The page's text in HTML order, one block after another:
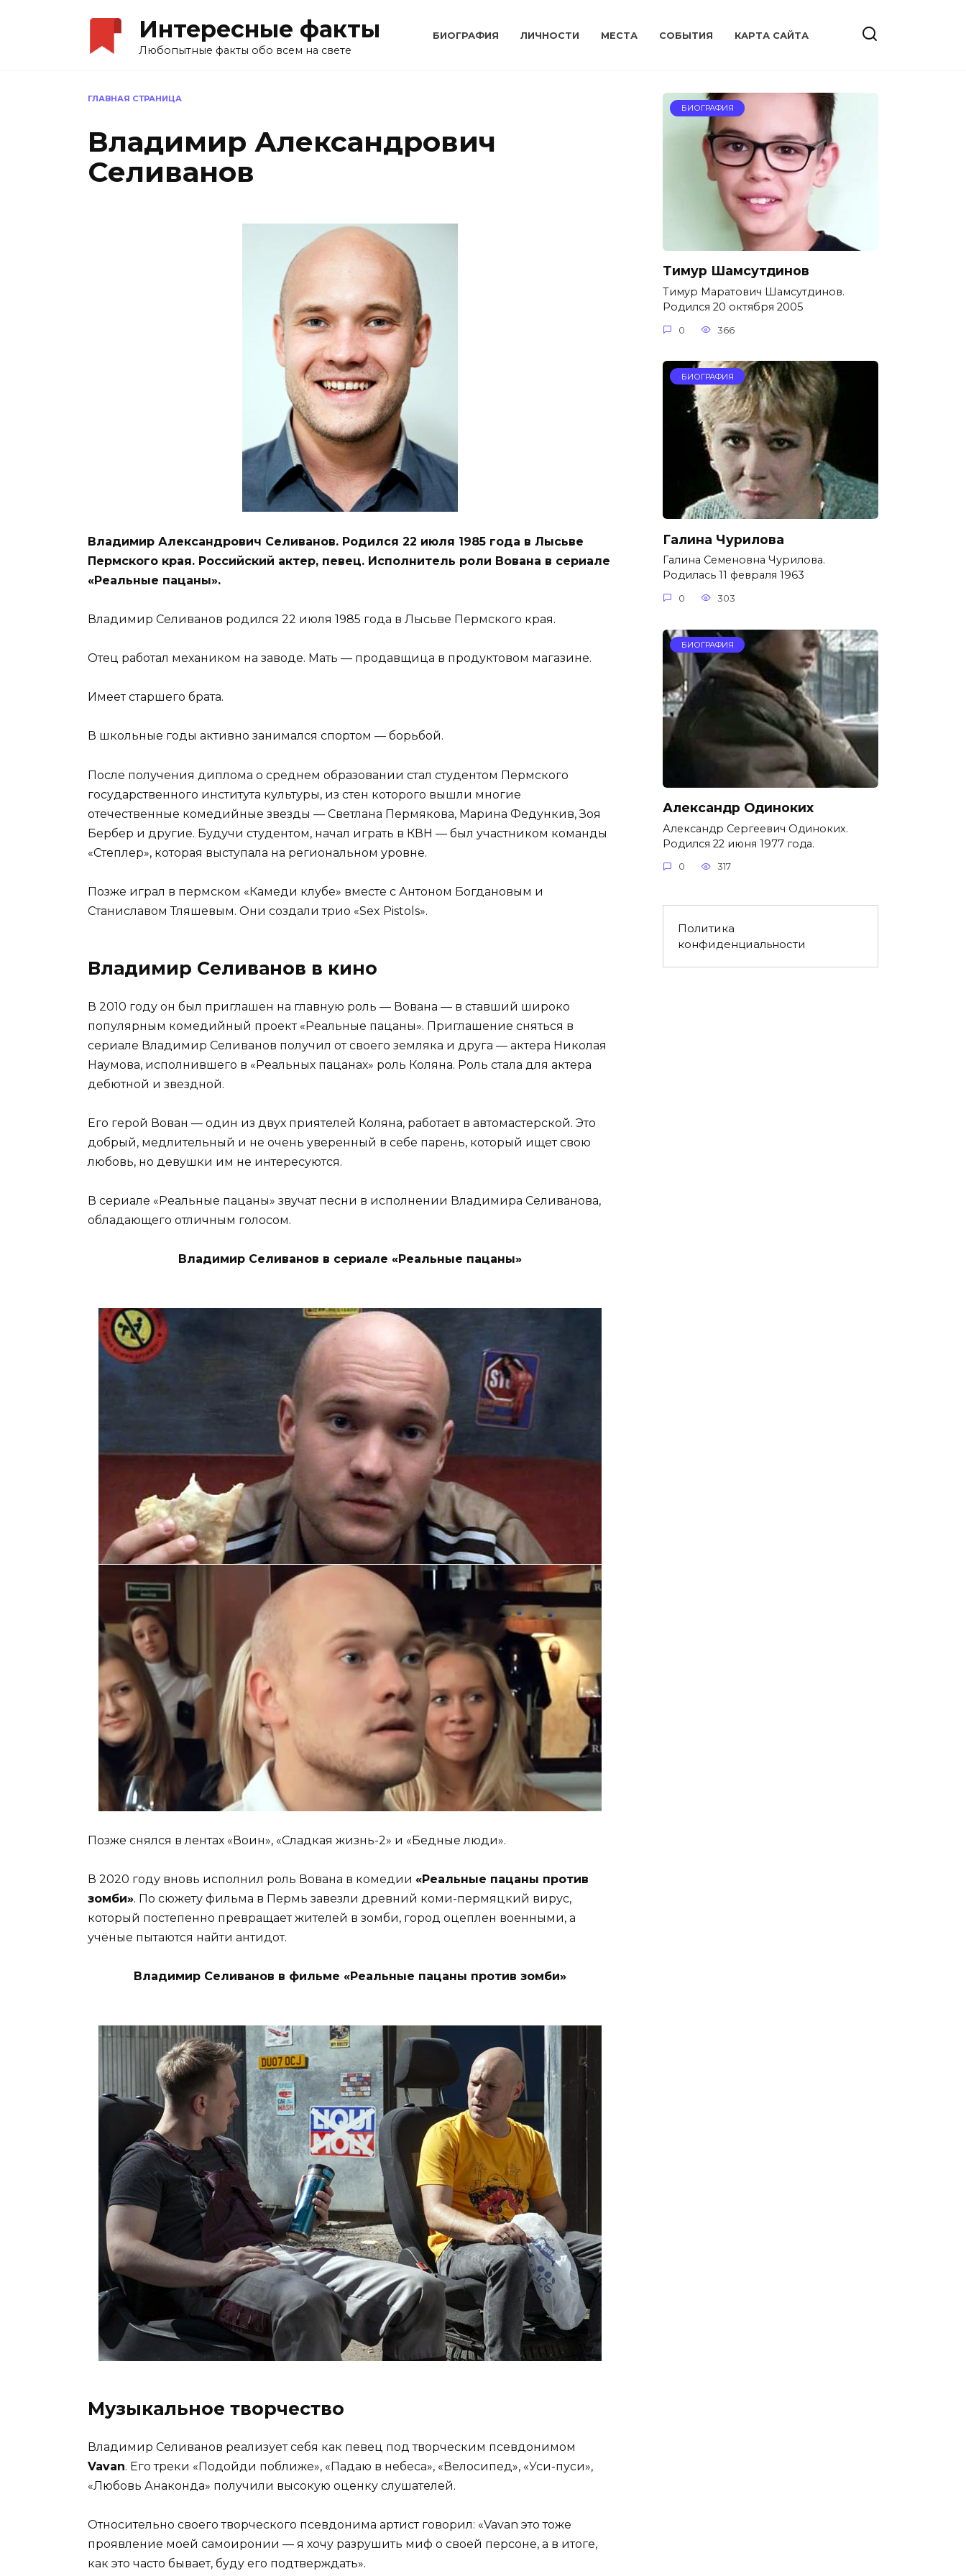
Интересные факты
Любопытные факты обо всем на свете
БИОГРАФИЯ ЛИЧНОСТИ МЕСТА CОБЫТИЯ КАРТА САЙТА
ГЛАВНАЯ СТРАНИЦА
Владимир Александрович
Селиванов
Владимир Александрович Селиванов. Родился 22 июля 1985 года в Лысьве
Пермского края. Российский актер, певец. Исполнитель роли Вована в сериале
«Реальные пацаны».
Владимир Селиванов родился 22 июля 1985 года в Лысьве Пермского края.
Отец работал механиком на заводе. Мать — продавщица в продуктовом магазине.
Имеет старшего брата.
В школьные годы активно занимался спортом — борьбой.
После получения диплома о среднем образовании стал студентом Пермского
государственного института культуры, из стен которого вышли многие
отечественные комедийные звезды — Светлана Пермякова, Марина Федункив, Зоя
Бербер и другие. Будучи студентом, начал играть в КВН — был участником команды
«Степлер», которая выступала на региональном уровне.
Позже играл в пермском «Камеди клубе» вместе с Антоном Богдановым и
Станиславом Тляшевым. Они создали трио «Sex Pistols».
Владимир Селиванов в кино
В 2010 году он был приглашен на главную роль — Вована — в ставший широко
популярным комедийный проект «Реальные пацаны». Приглашение сняться в
сериале Владимир Селиванов получил от своего земляка и друга — актера Николая
Наумова, исполнившего в «Реальных пацанах» роль Коляна. Роль стала для актера
дебютной и звездной.
Его герой Вован — один из двух приятелей Коляна, работает в автомастерской. Это
добрый, медлительный и не очень уверенный в себе парень, который ищет свою
любовь, но девушки им не интересуются.
В сериале «Реальные пацаны» звучат песни в исполнении Владимира Селиванова,
обладающего отличным голосом.
Владимир Селиванов в сериале «Реальные пацаны»
Позже снялся в лентах «Воин», «Сладкая жизнь-2» и «Бедные люди».
В 2020 году вновь исполнил роль Вована в комедии «Реальные пацаны против
зомби». По сюжету фильма в Пермь завезли древний коми-пермяцкий вирус,
который постепенно превращает жителей в зомби, город оцеплен военными, а
учёные пытаются найти антидот.
Владимир Селиванов в фильме «Реальные пацаны против зомби»
Музыкальное творчество
Владимир Селиванов реализует себя как певец под творческим псевдонимом
Vavan. Его треки «Подойди поближе», «Падаю в небеса», «Велосипед», «Уси-пуси»,
«Любовь Анаконда» получили высокую оценку слушателей.
Относительно своего творческого псевдонима артист говорил: «Vavan это тоже
проявление моей самоиронии — я хочу разрушить миф о своей персоне, а в итоге,
как это часто бывает, буду его подтверждать».
БИОГРАФИЯ
Тимур Шамсутдинов
Тимур Маратович Шамсутдинов.
Родился 20 октября 2005
0 366
БИОГРАФИЯ
Галина Чурилова
Галина Семеновна Чурилова.
Родилась 11 февраля 1963
0 303
БИОГРАФИЯ
Александр Одиноких
Александр Сергеевич Одиноких.
Родился 22 июня 1977 года.
0 317
Политика
конфиденциальности